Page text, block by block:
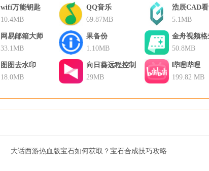
wifi万能钥匙
10.4MB
QQ音乐
69.87MB
浩辰CAD
5.1MB
网易邮箱大师
33.1MB
果备份
1.10MB
金舟视频格
换器
50.8MB
图图去水印
18.0MB
向日葵远程控制
29MB
哔哩哔哩
199.82 MB
大话西游热血版宝石如何获取？宝石合成技巧攻略